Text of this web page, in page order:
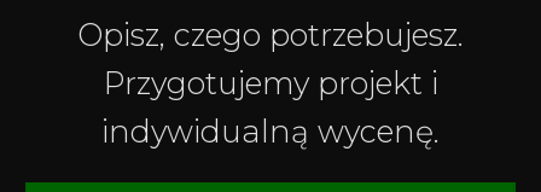
Opisz, czego potrzebujesz.
Przygotujemy projekt i
indywidualną wycenę.